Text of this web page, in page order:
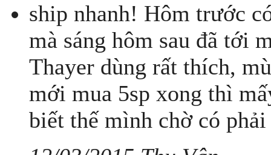
ship nhanh! Hôm trước
mà sáng hôm sau đã tới
Thayer dùng rất thích,
mới mua 5sp xong thì
biết thế mình chờ có